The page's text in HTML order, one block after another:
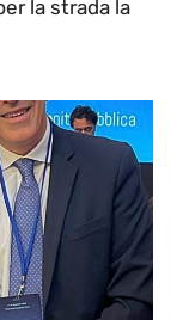
la strada la